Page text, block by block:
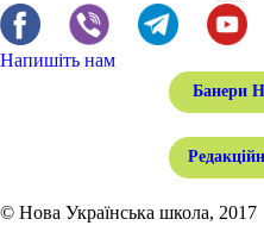
Напишіть нам
Банери
© Нова Українська школа, 2017